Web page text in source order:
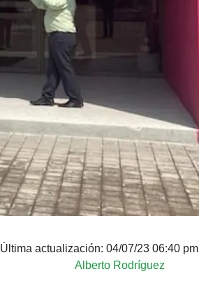
Última actualización: 04/07/23 06:40 pm
Alberto Rodríguez